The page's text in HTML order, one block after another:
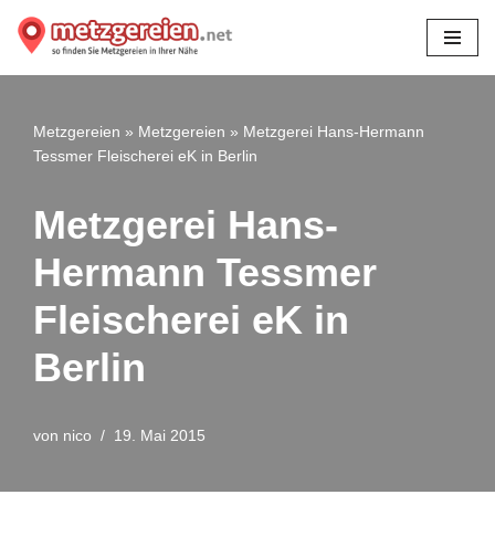
Zum
Metzgereien » Metzgereien » Metzgerei Hans-Hermann
Tessmer Fleischerei eK in Berlin
Metzgerei Hans-
Hermann Tessmer
Fleischerei eK in
Berlin
von nico 19. Mai 2015